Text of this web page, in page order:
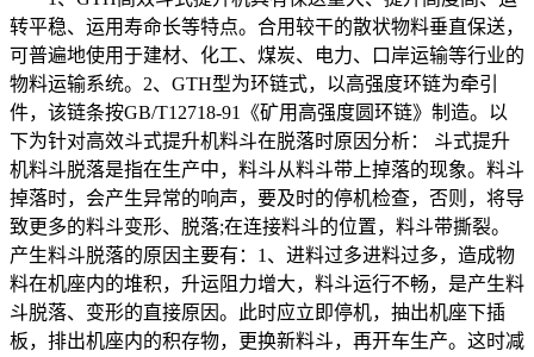
转平稳、运用寿命长等特点。合用较干的散状物料垂直保送，
可普遍地使用于建材、化工、煤炭、电力、口岸运输等行业的
物料运输系统。2、GTH型为环链式，以高强度环链为牵引
件，该链条按GB/T12718-91《矿用高强度圆环链》制造。以
下为针对高效斗式提升机料斗在脱落时原因分析： 斗式提升
机料斗脱落是指在生产中，料斗从料斗带上掉落的现象。料斗
掉落时，会产生异常的响声，要及时的停机检查，否则，将导
致更多的料斗变形、脱落;在连接料斗的位置，料斗带撕裂。
产生料斗脱落的原因主要有：1、进料过多进料过多，造成物
料在机座内的堆积，升运阻力增大，料斗运行不畅，是产生料
斗脱落、变形的直接原因。此时应立即停机，抽出机座下插
板，排出机座内的积存物，更换新料斗，再开车生产。这时减